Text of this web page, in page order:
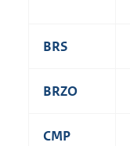
BRS
BRZO
CMP